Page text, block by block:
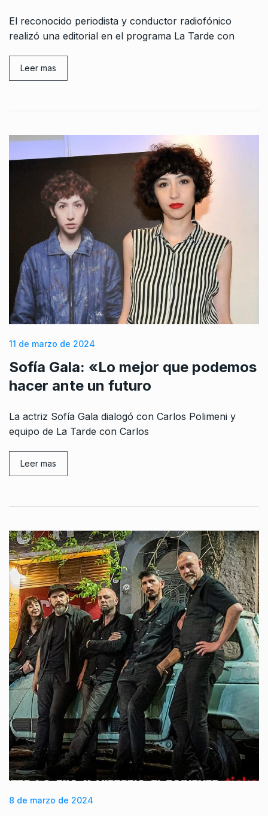
El reconocido periodista y conductor radiofónico
realizó una editorial en el programa La Tarde con
Leer mas
11 de marzo de 2024
Sofía Gala: «Lo mejor que podemos
hacer ante un futuro
La actriz Sofía Gala dialogó con Carlos Polimeni y
equipo de La Tarde con Carlos
Leer mas
8 de marzo de 2024